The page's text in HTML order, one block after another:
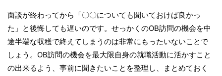
面談が終わってから「〇〇についても聞いておけば良かっ
た」と後悔しても遅いのです。せっかくのOB訪問の機会を中
途半端な収穫で終えてしまうのは非常にもったいないことで
しょう。OB訪問の機会を最大限自身の就職活動に活かすこと
の出来るよう、事前に聞きたいことを整理し、まとめておく